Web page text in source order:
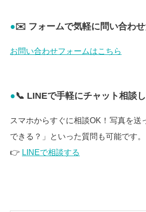
✉️ フォームで気軽に問い合わ
お問い合わせフォームはこちら
📞 LINEで手軽にチャット相談
スマホからすぐに相談OK！写真を送
できる？」といった質問も可能です。
👉 LINEで相談する